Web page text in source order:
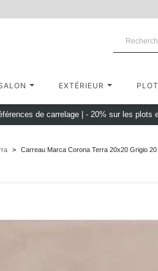
EXTÉRIEUR
de carrelage | - 20% sur les plots
Carreau Marca Corona Terra 20x20 Grigio 20